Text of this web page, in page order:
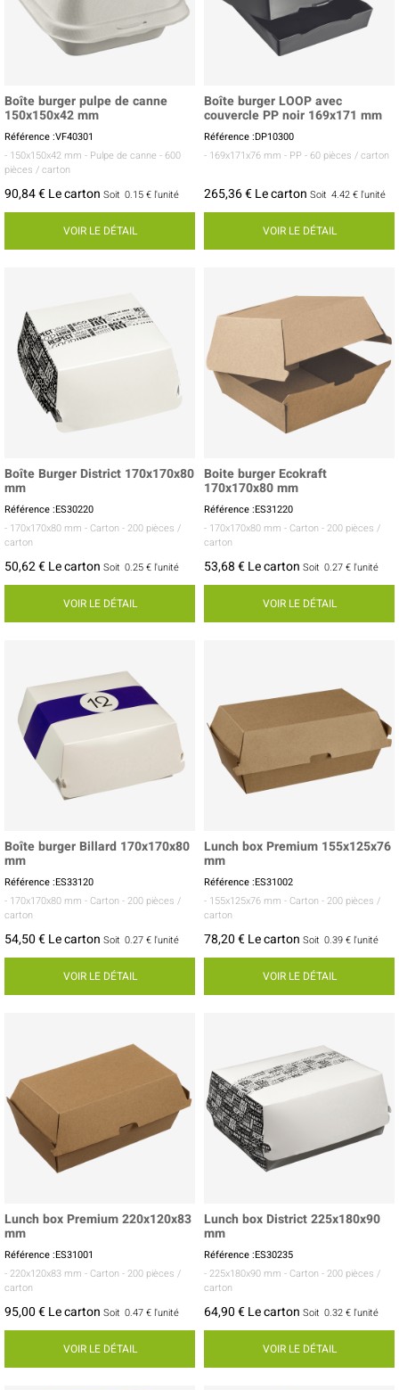
Boîte burger pulpe de canne
150x150x42 mm
Référence :VF40301
- 150x150x42 mm - Pulpe de canne - 600
pièces / carton
90,84 € Le carton Soit 0.15 € l'unité
VOIR LE DÉTAIL
Boîte burger LOOP avec
couvercle PP noir 169x171 mm
Référence :DP10300
- 169x171x76 mm - PP - 60 pièces / carton
265,36 € Le carton Soit 4.42 € l'unité
VOIR LE DÉTAIL
Boîte Burger District 170x170x80
mm
Référence :ES30220
- 170x170x80 mm - Carton - 200 pièces /
carton
50,62 € Le carton Soit 0.25 € l'unité
VOIR LE DÉTAIL
Boite burger Ecokraft
170x170x80 mm
Référence :ES31220
- 170x170x80 mm - Carton - 200 pièces /
carton
53,68 € Le carton Soit 0.27 € l'unité
VOIR LE DÉTAIL
Boîte burger Billard 170x170x80
mm
Référence :ES33120
- 170x170x80 mm - Carton - 200 pièces /
carton
54,50 € Le carton Soit 0.27 € l'unité
VOIR LE DÉTAIL
Lunch box Premium 155x125x76
mm
Référence :ES31002
- 155x125x76 mm - Carton - 200 pièces /
carton
78,20 € Le carton Soit 0.39 € l'unité
VOIR LE DÉTAIL
Lunch box Premium 220x120x83
mm
Référence :ES31001
- 220x120x83 mm - Carton - 200 pièces /
carton
95,00 € Le carton Soit 0.47 € l'unité
VOIR LE DÉTAIL
Lunch box District 225x180x90
mm
Référence :ES30235
- 225x180x90 mm - Carton - 200 pièces /
carton
64,90 € Le carton Soit 0.32 € l'unité
VOIR LE DÉTAIL